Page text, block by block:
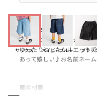
サックス ネイビーブルー ブラッ
■商品ポイント■
ダブルニーデザインが特徴
ゆったりとしたシルエット
あって嬉しい♪お名前ネーム
■素材■
程よい厚みと柔らかさを兼